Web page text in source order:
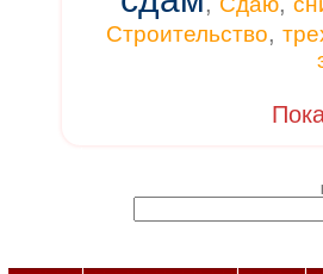
Строительство,